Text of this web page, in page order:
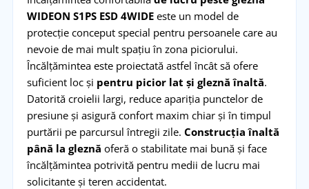
WIDEON S1PS ESD 4WIDEeste un model de
protecție conceput special pentru persoanele care au
nevoie de mai mult spațiu în zona piciorului.
Încălțămintea este proiectată astfel încât să ofere
suficient loc și pentru picior lat și gleznă înaltă.
Datorită croielii largi, reduce apariția punctelor de
presiune și asigură confort maxim chiar și în timpul
purtării pe parcursul întregii zile. Construcția înaltă
până la gleznă oferă o stabilitate mai bună și face
încălțămintea potrivită pentru medii de lucru mai
solicitante și teren accidentat.